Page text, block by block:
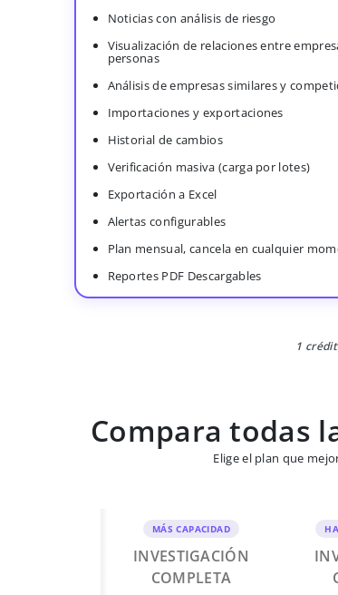
Noticias con análisis de riesgo
Visualización de relaciones entre
personas
Análisis de empresas similares y
Importaciones y exportaciones
Historial de cambios
Verificación masiva (carga por lotes)
Exportación a Excel
Alertas configurables
Plan mensual, cancela en cualquier
Reportes PDF Descargables
1
Compara todas
Elige el plan que
MÁS CAPACIDAD
INVESTIGACIÓN
COMPLETA